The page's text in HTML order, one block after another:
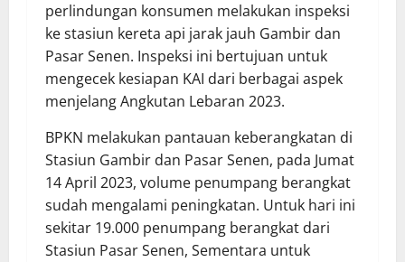
perlindungan konsumen melakukan inspeksi
ke stasiun kereta api jarak jauh Gambir dan
Pasar Senen. Inspeksi ini bertujuan untuk
mengecek kesiapan KAI dari berbagai aspek
menjelang Angkutan Lebaran 2023.
BPKN melakukan pantauan keberangkatan di
Stasiun Gambir dan Pasar Senen, pada Jumat
14 April 2023, volume penumpang berangkat
sudah mengalami peningkatan. Untuk hari ini
sekitar 19.000 penumpang berangkat dari
Stasiun Pasar Senen, Sementara untuk